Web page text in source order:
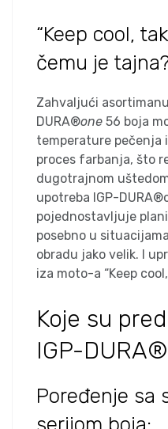
“Keep cool,
čemu je
Zahvaljući
DURA®one 56 boja
temperature pečenja
proces farbanja, što
dugotrajnom
upotreba IGP-
pojednostavljuje
posebno u
obradu jako velik. I
iza moto-a “Keep
Koje su
IGP-
Poređenje sa